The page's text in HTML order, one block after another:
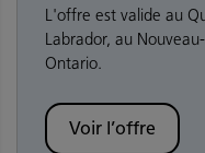
L'offre est valide au
Labrador, au
Ontario.
Voir l’offre